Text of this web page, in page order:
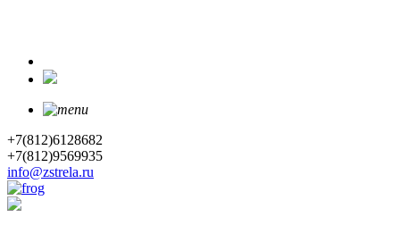
+7(812)6128682
+7(812)9569935
info@zstrela.ru